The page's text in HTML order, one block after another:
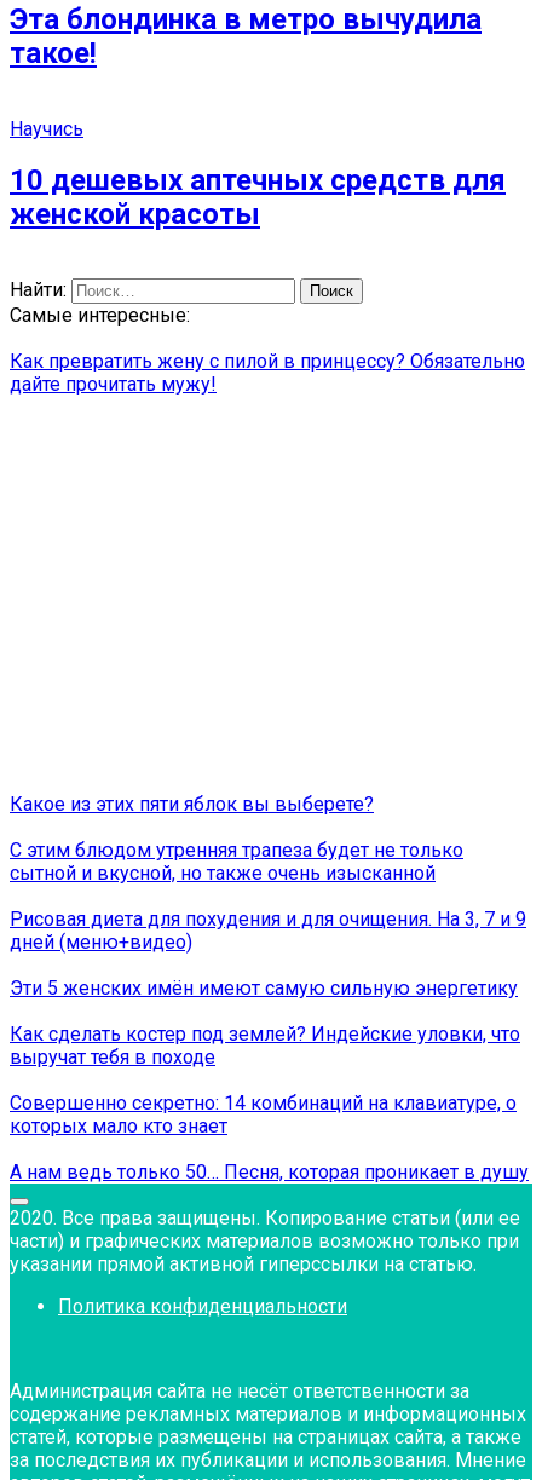
Эта блондинка в метро вычудила
такое!
Научись
10 дешевых аптечных средств для
женской красоты
Найти:
Самые интересные:
Как превратить жену с пилой в принцессу? Обязательно
дайте прочитать мужу!
Какое из этих пяти яблок вы выберете?
С этим блюдом утренняя трапеза будет не только
сытной и вкусной, но также очень изысканной
Рисовая диета для похудения и для очищения. На 3, 7 и 9
дней (меню+видео)
Эти 5 женских имён имеют самую сильную энергетику
Как сделать костер под землей? Индейские уловки, что
выручат тебя в походе
Совершенно секретно: 14 комбинаций на клавиатуре, о
которых мало кто знает
А нам ведь только 50… Песня, которая проникает в душу
2020. Все права защищены. Копирование статьи (или ее
части) и графических материалов возможно только при
указании прямой активной гиперссылки на статью.
Политика конфиденциальности
Администрация сайта не несёт ответственности за
содержание рекламных материалов и информационных
статей, которые размещены на страницах сайта, а также
за последствия их публикации и использования. Мнение